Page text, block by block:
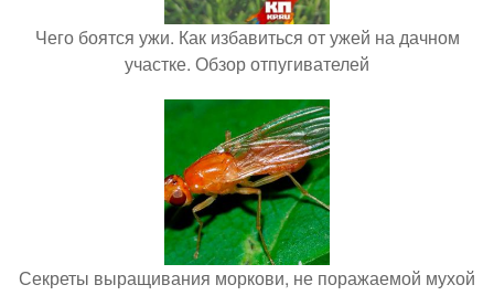
Чего боятся ужи. Как избавиться от ужей на дачном
участке. Обзор отпугивателей
Секреты выращивания моркови, не поражаемой мухой